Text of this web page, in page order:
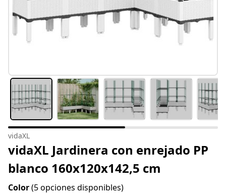
vidaXL
vidaXL Jardinera con enrejado PP
blanco 160x120x142,5 cm
Color(5 opciones disponibles)